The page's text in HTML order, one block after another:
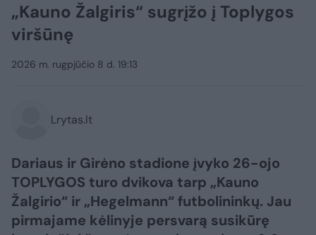
„Kauno Žalgiris“ sugrįžo į Toplygos
viršūnę
2026 m. rugpjūčio 8 d. 19:13
Lrytas.lt
Dariaus ir Girėno stadione įvyko 26-ojo
TOPLYGOS turo dvikova tarp „Kauno
Žalgirio“ ir „Hegelmann“ futbolininkų. Jau
pirmajame kėlinyje persvarą susikūrę